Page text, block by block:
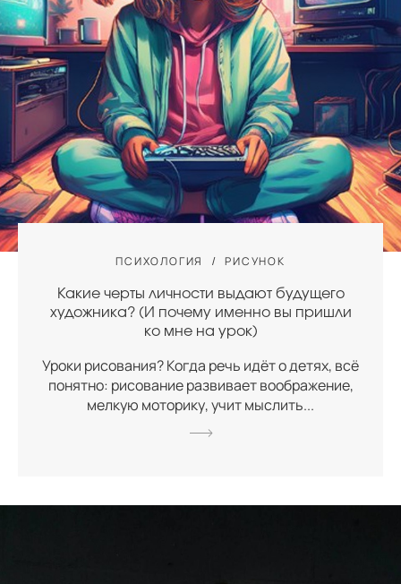
ПСИХОЛОГИЯ РИСУНОК
Какие черты личности выдают будущего
художника? (И почему именно вы пришли
ко мне на урок)
Уроки рисования? Когда речь идёт о детях, всё
понятно: рисование развивает воображение,
мелкую моторику, учит мыслить...